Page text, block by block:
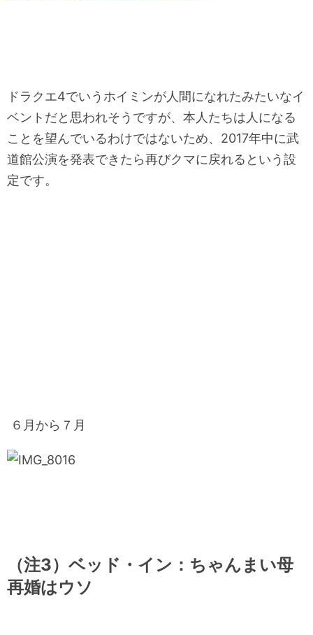
ドラクエ4でいうホイミンが人間になれたみたいなイ
ベントだと思われそうですが、本人たちは人になる
ことを望んでいるわけではないため、2017年中に武
道館公演を発表できたら再びクマに戻れるという設
定です。
６月から７月
（注3）ベッド・イン：ちゃんまい母
再婚はウソ